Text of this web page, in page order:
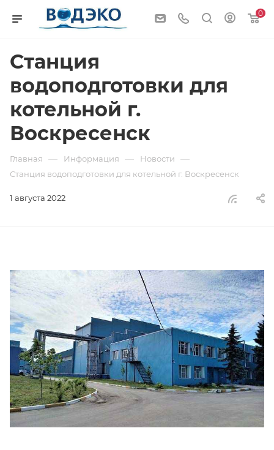
0
Станция
водоподготовки для
котельной г.
Воскресенск
Главная — Информация — Новости —
Станция водоподготовки для котельной г. Воскресенск
1 августа 2022